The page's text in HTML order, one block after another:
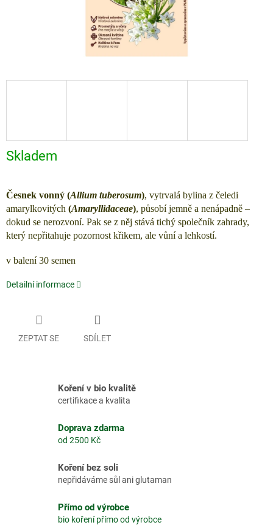
Skladem
Česnek vonný (Allium tuberosum), vytrvalá bylina z čeledi
amarylkovitých (Amaryllidaceae), působí jemně a nenápadně –
dokud se nerozvoní. Pak se z něj stává tichý společník zahrady,
který nepřitahuje pozornost křikem, ale vůní a lehkostí.
v balení 30 semen
Detailní informace
ZEPTAT SE SDÍLET
Koření v bio kvalitě
certifikace a kvalita
Doprava zdarma
od 2500 Kč
Koření bez soli
nepřidáváme sůl ani glutaman
Přímo od výrobce
bio koření přímo od výrobce